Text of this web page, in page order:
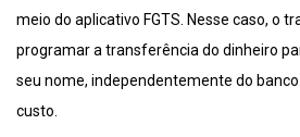
meio do aplicativo FGTS. Nesse caso, o
programar a transferência do dinheiro
seu nome, independentemente do
custo.